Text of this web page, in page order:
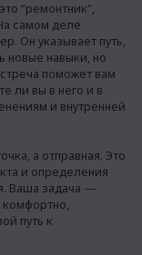
“ремонтник”,
самом деле
Он указывает путь,
новые навыки, но
поможет вам
ли вы в него и в
и внутренней
а отправная. Это
и определения
Ваша задача —
комфортно,
путь к